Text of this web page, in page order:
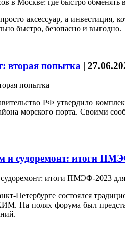
аксессуар, а инвестиция,
быстро, безопасно и выгодно.
вторая попытка |
РФ утвердило
морского порта. Своими
и судоремонт: итоги
Петербурге состоялся
На полях форума был